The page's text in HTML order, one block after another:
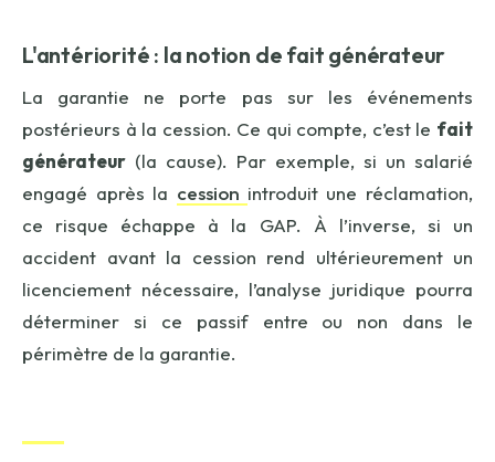
L'antériorité : la notion de fait générateur
La garantie ne porte pas sur les événements
postérieurs à la cession. Ce qui compte, c’est le fait
générateur (la cause). Par exemple, si un salarié
engagé après la cession introduit une réclamation,
ce risque échappe à la GAP. À l’inverse, si un
accident avant la cession rend ultérieurement un
licenciement nécessaire, l’analyse juridique pourra
déterminer si ce passif entre ou non dans le
périmètre de la garantie.